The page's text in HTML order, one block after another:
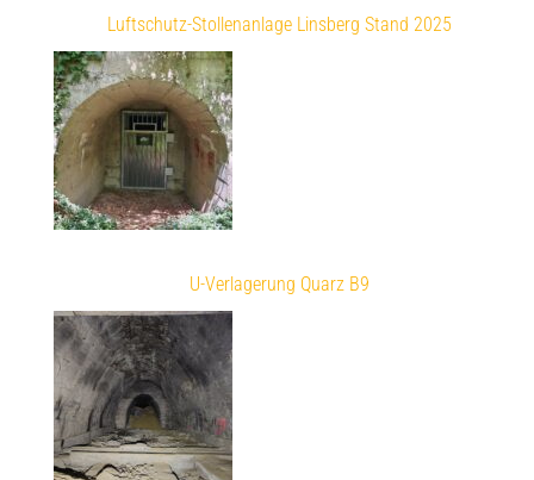
Luftschutz-Stollenanlage Linsberg Stand 2025
U-Verlagerung Quarz B9